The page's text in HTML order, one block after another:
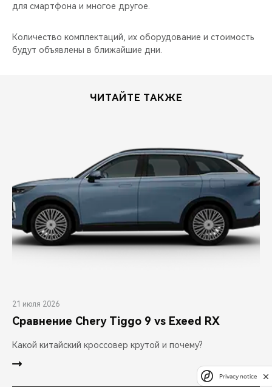
для смартфона и многое другое.
Количество комплектаций, их оборудование и стоимость
будут объявлены в ближайшие дни.
ЧИТАЙТЕ ТАКЖЕ
21 июля 2026
Сравнение Chery Tiggo 9 vs Exeed RX
Какой китайский кроссовер крутой и почему?
Privacy notice